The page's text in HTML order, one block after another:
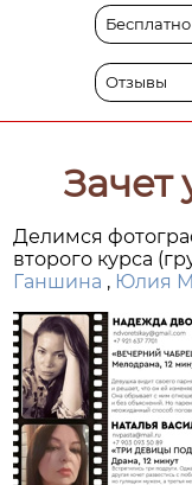
Отзывы
Зачет
Делимся
второго курса
Ганшина , Юлия